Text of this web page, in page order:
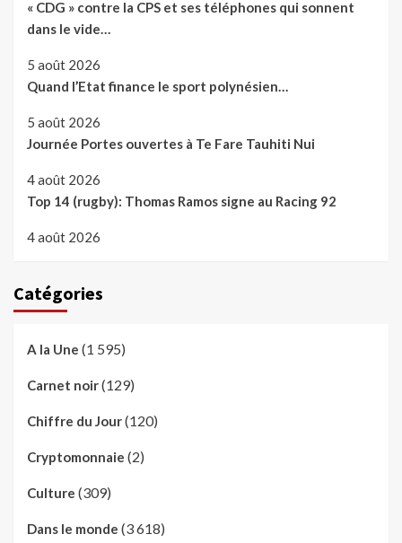
« CDG » contre la CPS et ses téléphones qui sonnent
dans le vide…
5 août 2026
Quand l’Etat finance le sport polynésien…
5 août 2026
Journée Portes ouvertes à Te Fare Tauhiti Nui
4 août 2026
Top 14 (rugby): Thomas Ramos signe au Racing 92
4 août 2026
Catégories
A la Une (1 595)
Carnet noir(129)
Chiffre du Jour(120)
Cryptomonnaie (2)
Culture (309)
Dans le monde (3 618)